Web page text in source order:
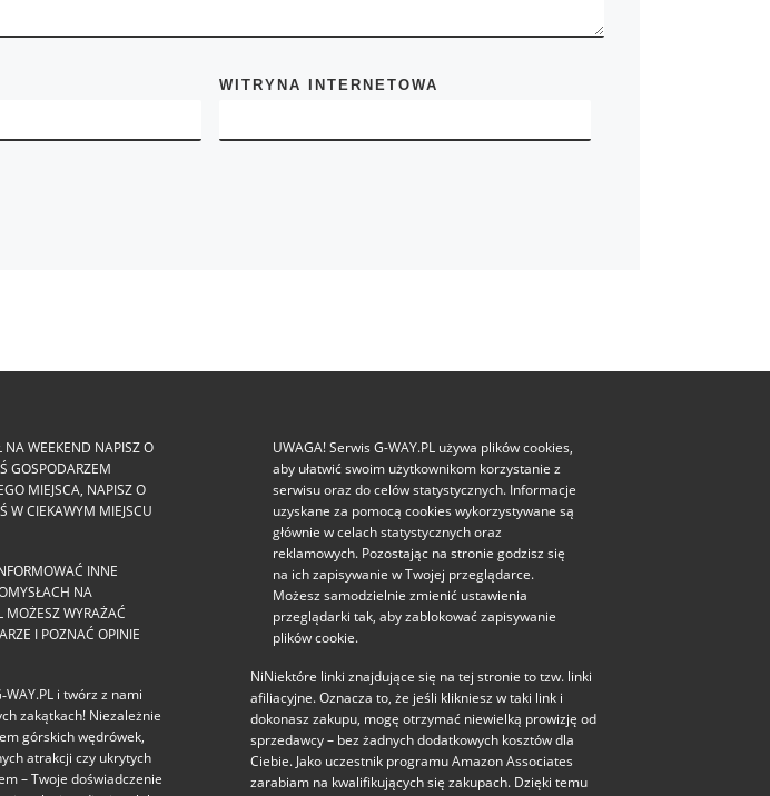
WITRYNA INTERNETOWA
NA WEEKEND NAPISZ O
GOSPODARZEM
MIEJSCA, NAPISZ O
W CIEKAWYM MIEJSCU
INNE
NA
MOŻESZ WYRAŻAĆ
I POZNAĆ OPINIE
i twórz z nami
zakątkach! Niezależnie
górskich wędrówek,
atrakcji czy ukrytych
– Twoje doświadczenie
UWAGA! Serwis G-WAY.PL używa plików cookies,
aby ułatwić swoim użytkownikom korzystanie z
serwisu oraz do celów statystycznych. Informacje
uzyskane za pomocą cookies wykorzystywane są
głównie w celach statystycznych oraz
reklamowych. Pozostając na stronie godzisz się
na ich zapisywanie w Twojej przeglądarce.
Możesz samodzielnie zmienić ustawienia
przeglądarki tak, aby zablokować zapisywanie
plików cookie.
NiNiektóre linki znajdujące się na tej stronie to tzw. linki
afiliacyjne. Oznacza to, że jeśli klikniesz w taki link i
dokonasz zakupu, mogę otrzymać niewielką prowizję od
sprzedawcy – bez żadnych dodatkowych kosztów dla
Ciebie. Jako uczestnik programu Amazon Associates
zarabiam na kwalifikujących się zakupach. Dzięki temu